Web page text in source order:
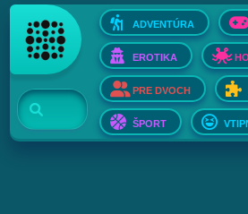
ADVENTÚRA
EROTIKA
PRE DVOCH
ŠPORT